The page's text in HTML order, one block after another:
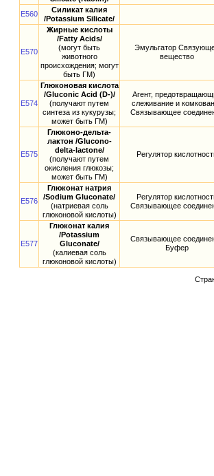
E560
Силикат калия
/Potassium Silicate/
E570
Жирные кислоты
/Fatty Acids/
(могут быть
животного
происхождения; могут
быть ГМ)
Эмульгатор
вещество
E574
Глюконовая кислота
/Gluconic Acid (D-)/
(получают путем
синтеза из кукурузы;
может быть ГМ)
Агент,
слеживание и
Связывающее
E575
Глюконо-дельта-
лактон /Glucono-
delta-lactone/
(получают путем
окисления глюкозы;
может быть ГМ)
Регулятор
E576
Глюконат натрия
/Sodium Gluconate/
(натриевая соль
глюконовой кислоты)
Регулятор
Связывающее
E577
Глюконат калия
/Potassium
Gluconate/
(калиевая соль
глюконовой кислоты)
Связывающее
Буфер